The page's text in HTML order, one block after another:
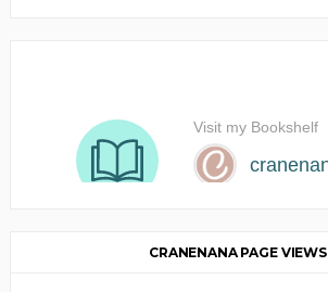
CRANENANA PAGE VIEWS